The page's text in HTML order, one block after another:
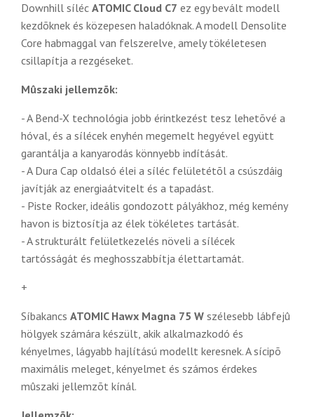
Downhill síléc ATOMIC Cloud C7 ez egy bevált modell
kezdõknek és közepesen haladóknak. A modell Densolite
Core habmaggal van felszerelve, amely tökéletesen
csillapítja a rezgéseket.
Mûszaki jellemzõk:
- A Bend-X technológia jobb érintkezést tesz lehetõvé a
hóval, és a sílécek enyhén megemelt hegyével együtt
garantálja a kanyarodás könnyebb indítását.
- A Dura Cap oldalsó élei a síléc felületétõl a csúszdáig
javítják az energiaátvitelt és a tapadást.
- Piste Rocker, ideális gondozott pályákhoz, még kemény
havon is biztosítja az élek tökéletes tartását.
- A strukturált felületkezelés növeli a sílécek
tartósságát és meghosszabbítja élettartamát.
+
Síbakancs ATOMIC Hawx Magna 75 W szélesebb lábfejû
hölgyek számára készült, akik alkalmazkodó és
kényelmes, lágyabb hajlítású modellt keresnek. A sícipõ
maximális meleget, kényelmet és számos érdekes
mûszaki jellemzõt kínál.